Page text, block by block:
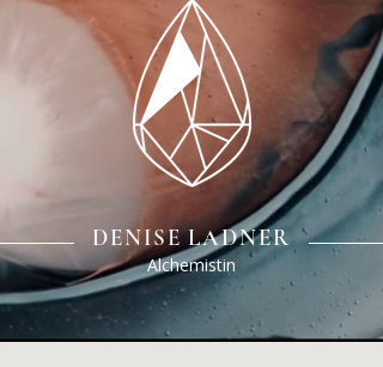
DENISE LADNER
Alchemistin